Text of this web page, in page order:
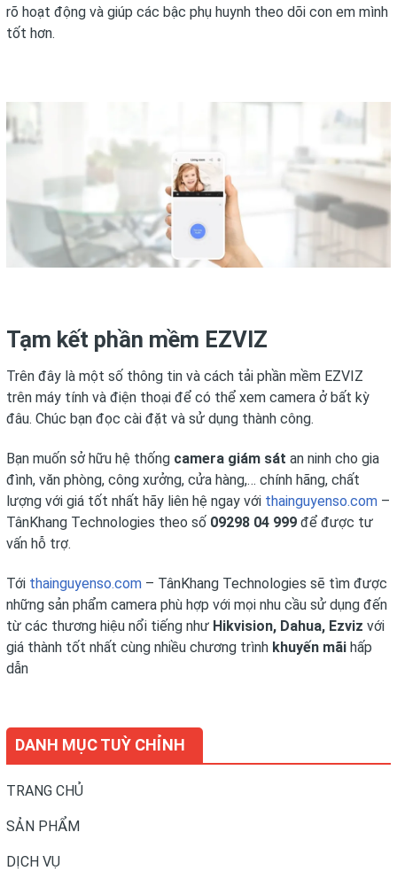
DANH MỤC TUỲ CHỈNH
TRANG CHỦ
SẢN PHẨM
DỊCH VỤ
rõ hoạt động và giúp các bậc phụ huynh theo dõi con em mình
tốt hơn.
Tạm kết phần mềm EZVIZ
Trên đây là một số thông tin và cách tải phần mềm EZVIZ
trên máy tính và điện thoại để có thể xem camera ở bất kỳ
đâu. Chúc bạn đọc cài đặt và sử dụng thành công.
Bạn muốn sở hữu hệ thống camera giám sát an ninh cho gia
đình, văn phòng, công xưởng, cửa hàng,… chính hãng, chất
lượng với giá tốt nhất hãy liên hệ ngay với thainguyenso.com –
TânKhang Technologies theo số 09298 04 999 để được tư
vấn hỗ trợ.
Tới thainguyenso.com – TânKhang Technologies sẽ tìm được
những sản phẩm camera phù hợp với mọi nhu cầu sử dụng đến
từ các thương hiệu nổi tiếng như Hikvision, Dahua, Ezviz với
giá thành tốt nhất cùng nhiều chương trình khuyến mãi hấp
dẫn